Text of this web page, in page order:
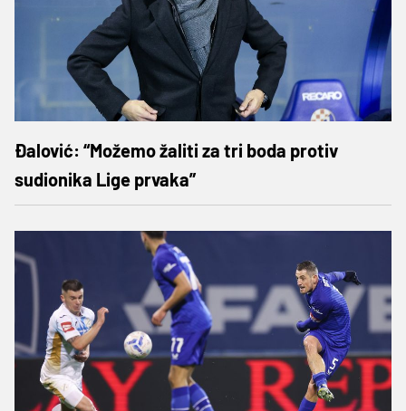
Đalović: “Možemo žaliti za tri boda protiv
sudionika Lige prvaka”